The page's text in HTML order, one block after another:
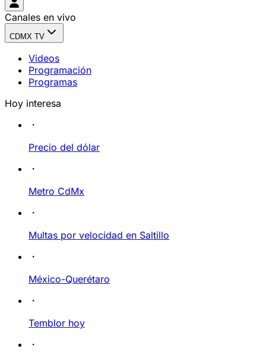
Canales en vivo
CDMX TV
Videos
Programación
Programas
Hoy interesa
Precio del dólar
Metro CdMx
Multas por velocidad en Saltillo
México-Querétaro
Temblor hoy